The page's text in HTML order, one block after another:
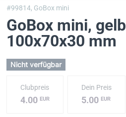
#99814, GoBox mini
GoBox mini, gelb
100x70x30 mm
Nicht verfügbar
Clubpreis
4.00 EUR
Dein Preis
5.00EUR